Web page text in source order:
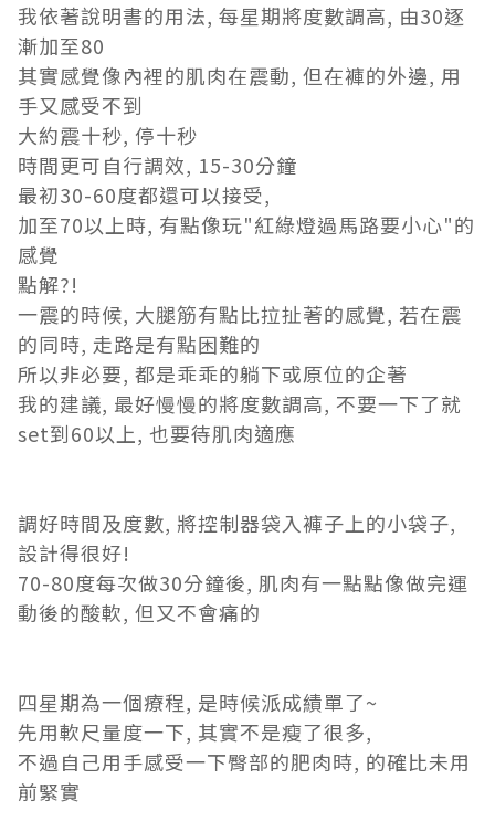
我依著說明書的用法, 每星期將度數調高, 由30逐
漸加至80
其實感覺像內裡的肌肉在震動, 但在褲的外邊, 用
手又感受不到
大約震十秒, 停十秒
時間更可自行調效, 15-30分鐘
最初30-60度都還可以接受,
加至70以上時, 有點像玩"紅綠燈過馬路要小心"的
感覺
點解?!
一震的時候, 大腿筋有點比拉扯著的感覺, 若在震
的同時, 走路是有點困難的
所以非必要, 都是乖乖的躺下或原位的企著
我的建議, 最好慢慢的將度數調高, 不要一下了就
set到60以上, 也要待肌肉適應
調好時間及度數, 將控制器袋入褲子上的小袋子,
設計得很好!
70-80度每次做30分鐘後, 肌肉有一點點像做完運
動後的酸軟, 但又不會痛的
四星期為一個療程, 是時候派成績單了~
先用軟尺量度一下, 其實不是瘦了很多,
不過自己用手感受一下臀部的肥肉時, 的確比未用
前緊實